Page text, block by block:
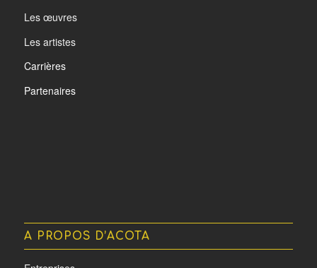
Les œuvres
Les artistes
Carrières
Partenaires
A PROPOS D’ACOTA